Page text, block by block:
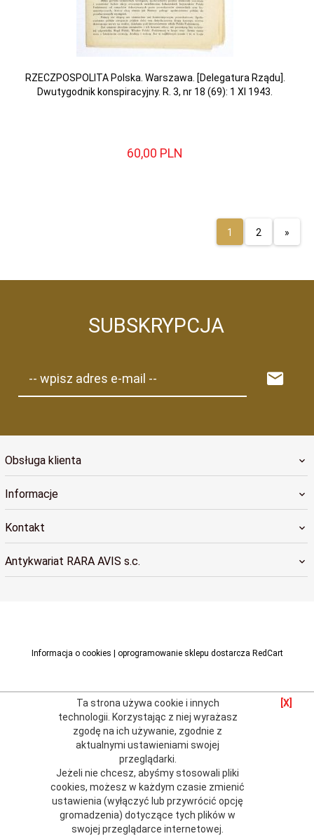
RZECZPOSPOLITA Polska. Warszawa. [Delegatura Rządu].
Dwutygodnik konspiracyjny. R. 3, nr 18 (69): 1 XI 1943.
60,00 PLN
1 2 »
SUBSKRYPCJA
-- wpisz adres e-mail --
Obsługa klienta
Informacje
Kontakt
Antykwariat RARA AVIS s.c.
Informacja o cookies | oprogramowanie sklepu dostarcza RedCart
Ta strona używa cookie i innych
technologii. Korzystając z niej wyrażasz
zgodę na ich używanie, zgodnie z
aktualnymiustawieniami swojej
przeglądarki
Jeżeli nie chcesz, abyśmy stosowali pliki
cookies, możesz w każdym czasie zmienić
ustawienia (wyłączyć lub przywrócić opcję
gromadzenia) dotyczące tych plików w
swojej przeglądarce internetowej.
[X]